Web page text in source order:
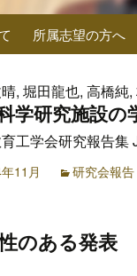
所属志望の方へ
, 堀田龍也, 高橋純,
学研究施設
工学会研究報告集
11月 研究会報告
のある発表